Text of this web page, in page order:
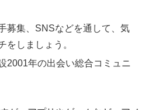
募集、SNSなどを通して、気
をしましょう。
2001年の出会い総合コミュニ